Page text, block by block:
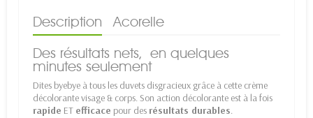
Description
Acorelle
Des résultats nets, en quelques
minutes seulement
Dites byebye à tous les duvets disgracieux grâce à cette crème
décolorante visage & corps. Son action décolorante est à la fois
rapide ET efficace pour des résultats durables.